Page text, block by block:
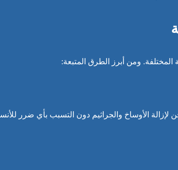
ومن أبرز الطرق المتبعة:
الأوساخ والجراثيم دون التسبب بأي ضرر